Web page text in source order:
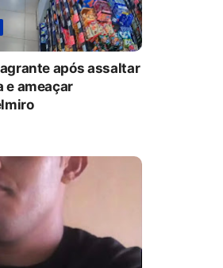
após assaltar
e ameaçar